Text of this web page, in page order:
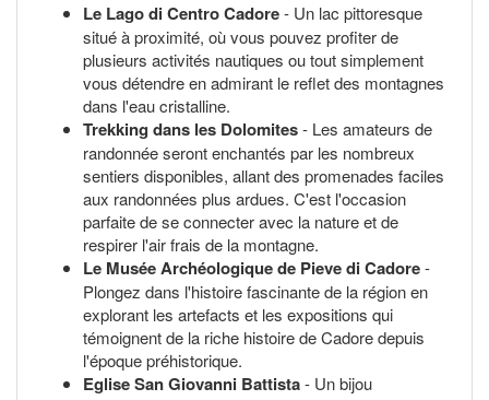
Le Lago di Centro Cadore- Un lac pittoresque
situé à proximité, où vous pouvez profiter de
plusieurs activités nautiques ou tout simplement
vous détendre en admirant le reflet des montagnes
dans l'eau cristalline.
Trekking dans les Dolomites- Les amateurs de
randonnée seront enchantés par les nombreux
sentiers disponibles, allant des promenades faciles
aux randonnées plus ardues. C'est l'occasion
parfaite de se connecter avec la nature et de
respirer l'air frais de la montagne.
Le Musée Archéologique de Pieve di Cadore-
Plongez dans l'histoire fascinante de la région en
explorant les artefacts et les expositions qui
témoignent de la riche histoire de Cadore depuis
l'époque préhistorique.
Eglise San Giovanni Battista- Un bijou